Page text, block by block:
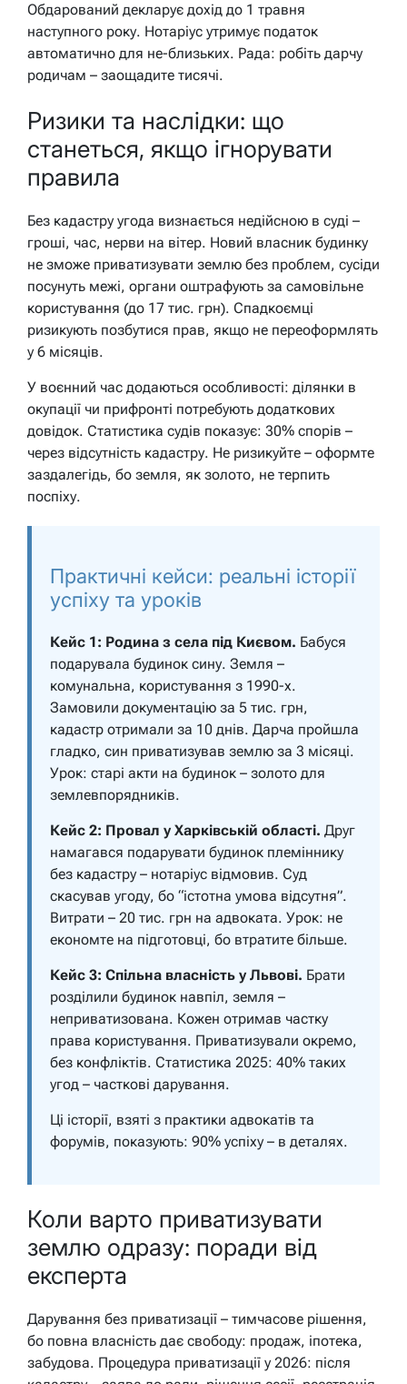
Обдарований декларує дохід до 1 травня
наступного року. Нотаріус утримує податок
автоматично для не-близьких. Рада: робіть дарчу
родичам – заощадите тисячі.
Ризики та наслідки: що
станеться, якщо ігнорувати
правила
Без кадастру угода визнається недійсною в суді –
гроші, час, нерви на вітер. Новий власник будинку
не зможе приватизувати землю без проблем, сусіди
посунуть межі, органи оштрафують за самовільне
користування (до 17 тис. грн). Спадкоємці
ризикують позбутися прав, якщо не переоформлять
у 6 місяців.
У воєнний час додаються особливості: ділянки в
окупації чи прифронті потребують додаткових
довідок. Статистика судів показує: 30% спорів –
через відсутність кадастру. Не ризикуйте – оформте
заздалегідь, бо земля, як золото, не терпить
поспіху.
Практичні кейси: реальні історії
успіху та уроків
Кейс 1: Родина з села під Києвом. Бабуся
подарувала будинок сину. Земля –
комунальна, користування з 1990-х.
Замовили документацію за 5 тис. грн,
кадастр отримали за 10 днів. Дарча пройшла
гладко, син приватизував землю за 3 місяці.
Урок: старі акти на будинок – золото для
землевпорядників.
Кейс 2: Провал у Харківській області. Друг
намагався подарувати будинок племіннику
без кадастру – нотаріус відмовив. Суд
скасував угоду, бо “істотна умова відсутня”.
Витрати – 20 тис. грн на адвоката. Урок: не
економте на підготовці, бо втратите більше.
Кейс 3: Спільна власність у Львові. Брати
розділили будинок навпіл, земля –
неприватизована. Кожен отримав частку
права користування. Приватизували окремо,
без конфліктів. Статистика 2025: 40% таких
угод – часткові дарування.
Ці історії, взяті з практики адвокатів та
форумів, показують: 90% успіху – в деталях.
Коли варто приватизувати
землю одразу: поради від
експерта
Дарування без приватизації – тимчасове рішення,
бо повна власність дає свободу: продаж, іпотека,
забудова. Процедура приватизації у 2026: після